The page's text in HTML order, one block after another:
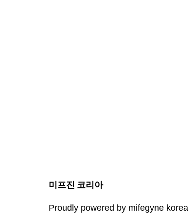
미프진 코리아
Proudly powered by mifegyne korea